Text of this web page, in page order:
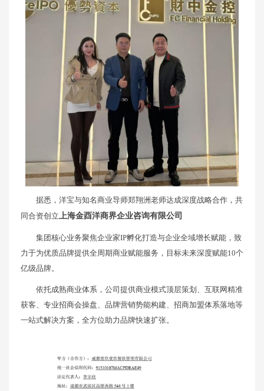
据悉，洋宝与知名商业导师郑翔洲老师达成深度战略合作，共
同合资创立 上海金酉洋商界企业咨询有限公司
集团核心业务聚焦企业家IP孵化打造与企业全域增长赋能，致
力于为优质品牌提供全周期商业赋能服务，目标未来深度赋能10个
亿级品牌。
依托成熟商业体系，公司提供商业模式顶层策划、互联网精准
获客、专业招商会操盘、品牌营销势能构建、招商加盟体系落地等
一站式解决方案，全方位助力品牌快速扩张。